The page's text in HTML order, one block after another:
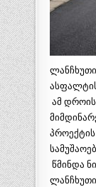
ამ
წმინდა